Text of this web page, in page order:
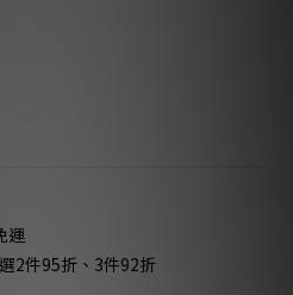
運
2件95折、3件92折